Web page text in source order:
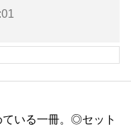
ている一冊。◎セット